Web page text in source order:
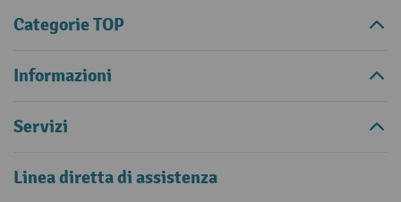
Categorie TOP
Informazioni
Servizi
Linea diretta di assistenza